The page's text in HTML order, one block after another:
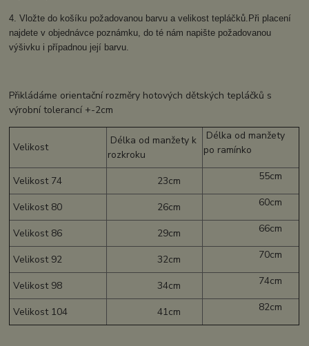
4. Vložte do košíku požadovanou barvu a velikost tepláčků.Při placení
najdete v objednávce poznámku, do té nám napište požadovanou
výšivku i případnou její barvu.
Přikládáme orientační rozměry hotových dětských tepláčků s
výrobní tolerancí +-2cm
Velikost
Délka od manžety k
rozkroku
Délka od manžety
po ramínko
Velikost 74 23cm 55cm
Velikost 80 26cm 60cm
Velikost 86 29cm 66cm
Velikost 92 32cm 70cm
Velikost 98 34cm 74cm
Velikost 104 41cm 82cm